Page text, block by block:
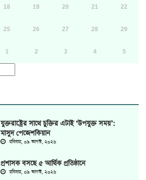
18 19 20 21 22
25 26 27 28 29
1 2 3 4 5
যুক্তরাষ্ট্রের সাথে চুক্তির এটাই ‘উপযুক্ত সময়’:
মাসুদ পেজেশকিয়ান
রবিবার, ০৯ আগস্ট, ২০২৬
প্রশাসক বসছে ৫ আর্থিক প্রতিষ্ঠানে
রবিবার, ০৯ আগস্ট, ২০২৬